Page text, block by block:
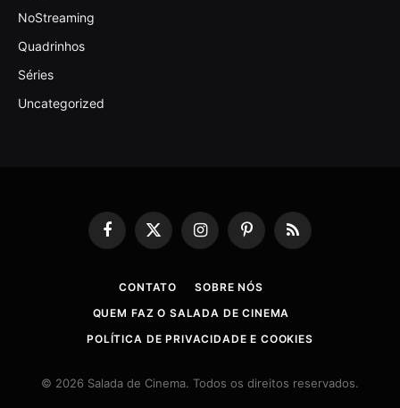
NoStreaming
Quadrinhos
Séries
Uncategorized
Facebook
X
(Twitter)
InstagramPinterestRSS
CONTATO
SOBRE NÓS
QUEM FAZ O SALADA DE CINEMA
POLÍTICA DE PRIVACIDADE E COOKIES
© 2026 Salada de Cinema. Todos os direitos reservados.